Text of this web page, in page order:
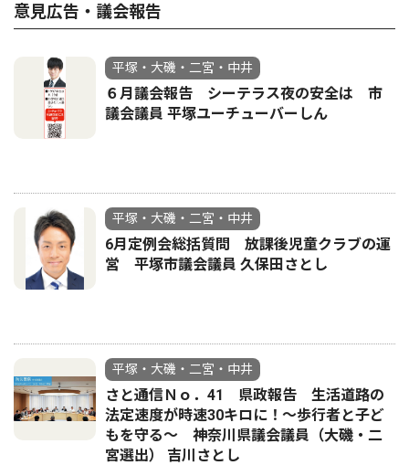
意見広告・議会報告
平塚・大磯・二宮・中井
６月議会報告 シーテラス夜の安全は 市
議会議員 平塚ユーチューバーしん
平塚・大磯・二宮・中井
6月定例会総括質問 放課後児童クラブの運
営 平塚市議会議員 久保田さとし
平塚・大磯・二宮・中井
さと通信Ｎｏ．41 県政報告 生活道路の
法定速度が時速30キロに！〜歩行者と子ど
もを守る〜 神奈川県議会議員（大磯・二
宮選出） 吉川さとし